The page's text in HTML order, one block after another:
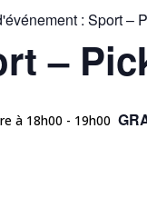
: Sport –
–
à 18h00 - 19h00